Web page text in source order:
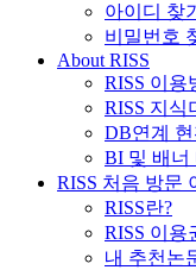
아이디 찾기
비밀번호
About RISS
RISS 이용
RISS 지식
DB연계
BI 및 배너
RISS 처음 방문
RISS란?
RISS 이용
내 추천논